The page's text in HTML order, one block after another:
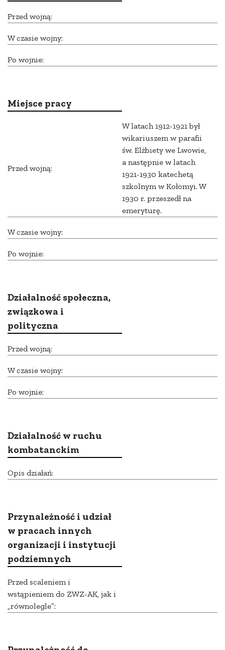
Przed wojną:
W czasie wojny:
Po wojnie:
Miejsce pracy
Przed wojną:
W latach 1912-1921 był
wikariuszem w parafii
św. Elżbiety we Lwowie,
a następnie w latach
1921-1930 katechetą
szkolnym w Kołomyi. W
1930 r. przeszedł na
emeryturę.
W czasie wojny:
Po wojnie:
Działalność społeczna,
związkowa i
polityczna
Przed wojną:
W czasie wojny:
Po wojnie:
Działalność w ruchu
kombatanckim
Opis działań:
Przynależność i udział
w pracach innych
organizacji i instytucji
podziemnych
Przed scaleniem i
wstąpieniem do ZWZ-AK, jak i
„równolegle”: